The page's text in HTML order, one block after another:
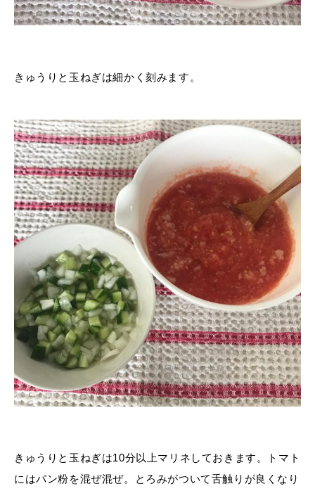
きゅうりと玉ねぎは細かく刻みます。
きゅうりと玉ねぎは10分以上マリネしておきます。トマト
にはパン粉を混ぜ混ぜ。とろみがついて舌触りが良くなり